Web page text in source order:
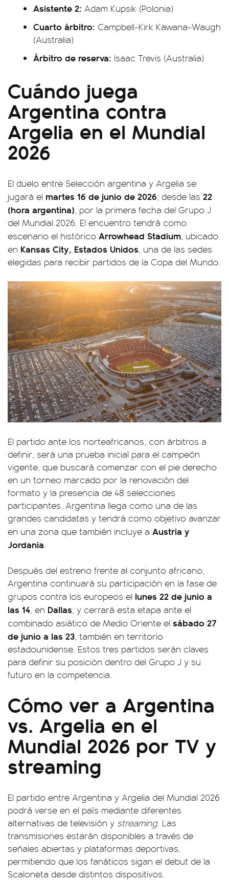
Asistente 2: Adam Kupsik (Polonia)
Cuarto árbitro: Campbell-Kirk Kawana-Waugh
(Australia)
Árbitro de reserva: Isaac Trevis (Australia)
Cuándo juega
Argentina contra
Argelia en el Mundial
2026
El duelo entre Selección argentina y Argelia se
jugará el martes 16 de junio de 2026, desde las 22
(hora argentina), por la primera fecha del Grupo J
del Mundial 2026. El encuentro tendrá como
escenario el histórico Arrowhead Stadium, ubicado
en Kansas City, Estados Unidos, una de las sedes
elegidas para recibir partidos de la Copa del Mundo.
El partido ante los norteafricanos, con árbitros a
definir, será una prueba inicial para el campeón
vigente, que buscará comenzar con el pie derecho
en un torneo marcado por la renovación del
formato y la presencia de 48 selecciones
participantes. Argentina llega como una de las
grandes candidatas y tendrá como objetivo avanzar
en una zona que también incluye a Austria y
Jordania.
Después del estreno frente al conjunto africano,
Argentina continuará su participación en la fase de
grupos contra los europeos el lunes 22 de junio a
las 14, en Dallas, y cerrará esta etapa ante el
combinado asiático de Medio Oriente el sábado 27
de junio a las 23, también en territorio
estadounidense. Estos tres partidos serán claves
para definir su posición dentro del Grupo J y su
futuro en la competencia.
Cómo ver a Argentina
vs. Argelia en el
Mundial 2026 por TV y
streaming
El partido entre Argentina y Argelia del Mundial 2026
podrá verse en el país mediante diferentes
alternativas de televisión y streaming. Las
transmisiones estarán disponibles a través de
señales abiertas y plataformas deportivas,
permitiendo que los fanáticos sigan el debut de la
Scaloneta desde distintos dispositivos.